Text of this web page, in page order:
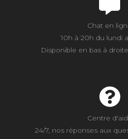
Chat en
10h à 20h du lundi
Disponible en bas à
Centre
24/7, nos réponses aux